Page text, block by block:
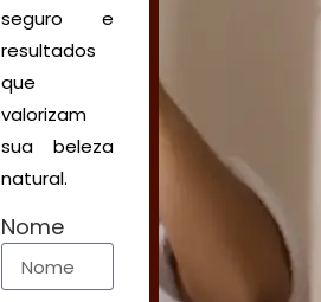
seguro e
resultados
que
valorizam
sua beleza
natural.
Nome